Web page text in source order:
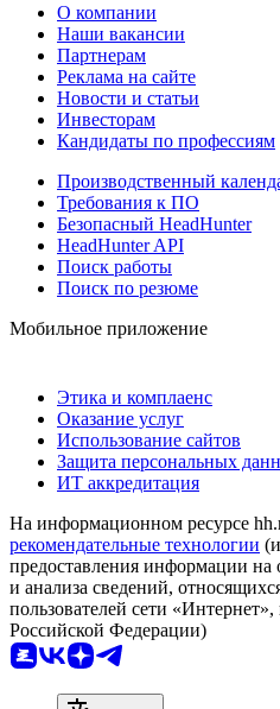
О компании
Наши вакансии
Партнерам
Реклама на сайте
Новости и статьи
Инвесторам
Кандидаты по профессиям
Производственный
Требования к ПО
Безопасный HeadHunter
HeadHunter API
Поиск работы
Поиск по резюме
Мобильное приложение
Этика и комплаенс
Оказание услуг
Использование сайтов
Защита персональных
ИТ аккредитация
На информационном ресурсе
рекомендательные технологии
предоставления информации на
и анализа сведений,
пользователей сети
Российской Федерации)